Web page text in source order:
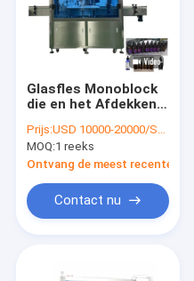
Glasfles Monoblock
die en het Afdekken
Nauwkeurigheid
vullen
Prijs:USD 10000-20000/SET
MOQ:1 reeks
Ontvang de meest recente Prijs
Contact nu